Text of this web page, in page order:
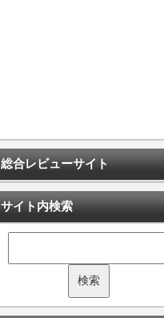
総合レビューサイト
サイト内検索